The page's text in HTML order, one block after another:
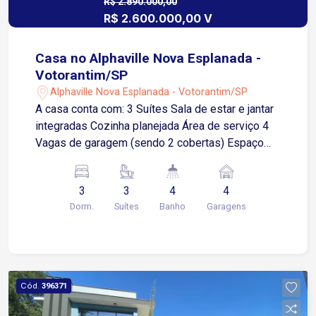
R$ 2.600.000,00 V
Casa no Alphaville Nova Esplanada -
Votorantim/SP
Alphaville Nova Esplanada - Votorantim/SP
A casa conta com: 3 Suítes Sala de estar e jantar
integradas Cozinha planejada Área de serviço 4
Vagas de garagem (sendo 2 cobertas) Espaço
Imóvel será locado somente com modulados. A 5
minutos do Shopping Iguatemi A 7 minutos da
Rodovia Raposo Tavares Infraestrutura do
Agende já sua visita e envie sua proposta!
3
Dorm.
3
Suítes
4
Banho
4
Garagens
Cód. 396371